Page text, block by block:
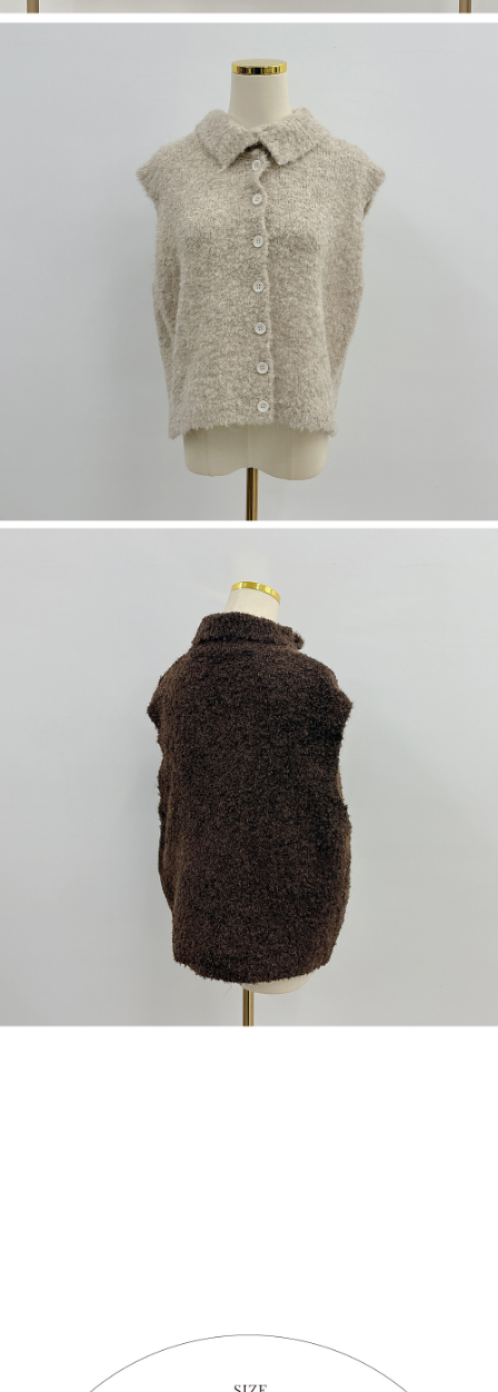
2. Pilihan kaedah pembayaran "Pembayaran Ansuran Gogo", selepas
transaksi Gogo, selepas pengesahan nombor telefon, pilih bilangan
ansuran yang diingini, tarikh akhir pembayaran, dan setelah
mengesahkan pembayaran, transaksi akan selesai.
3. Jumlah kelulusan sebenar, bilangan ansuran dan jumlah bayaran
adalah berdasarkan halaman pengesahan transaksi seterusnya.
4. Dalam masa 30 minit selepas pesanan ditubuhkan, jika tidak pergi
untuk mengesahkan transaksi atau jika tidak lulus semakan, pesanan
akan dibatalkan secara automatik. Jika terdapat situasi "pindah untuk
semakan khusus" yang tidak lulus, ini menunjukkan bahawa sistem
penilaian tidak mencukupi, tiada penjelasan mengenai kandungan
penilaian boleh diberikan.
【Penerangan Kaedah Pembayaran】
1. Pembayaran ansuran tidak digabungkan dalam bil telekomunikasi,
"Pembayaran Ansuran Gogo" akan menghantar SMS peringatan
pembayaran selepas tarikh penyelesaian bulanan.
2. Melalui pautan SMS untuk membuka bil, anda boleh memilih untuk
membayar melalui "Kod bar kedai serbaneka / Kedai rasmi Taiwan
Mobile / Pemindahan bank / Pembayaran J街口 / iPASS MONEY" dan
membolehkan pengguna membeli produk atau perkhidmatan melalui
2. Berdasarkan tujuan kontrak persetujuan pembayaran menggunakan
"Pembayaran Ansuran Gogo", kedai akan memberikan maklumat peribadi
anda (termasuk nama, telefon atau alamat) kepada Taiwan Mobile untuk
pengumpulan, pemprosesan dan penggunaan, untuk pengesahan,
semakan dan pembetulan data yang diperlukan untuk bil ansuran oleh
3. Sila baca syarat perkhidmatan pengguna secara lengkap melalui
pautan berikut: https://oppay.tw/userRule
peribadi yang disenaraikan seperti di atas akan dikumpul dan digunakan